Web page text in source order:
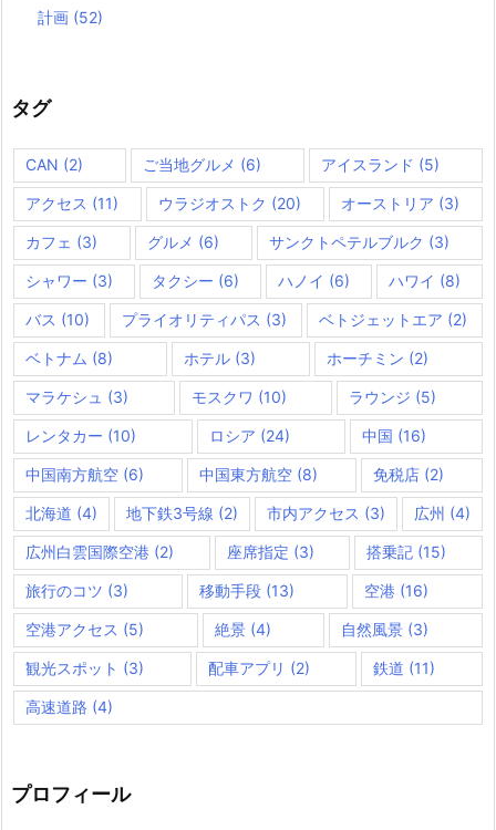
計画 (52)
タグ
CAN (2) ご当地グルメ (6) アイスランド (5)
アクセス (11) ウラジオストク (20) オーストリア (3)
カフェ (3) グルメ (6) サンクトペテルブルク (3)
シャワー (3) タクシー (6) ハノイ (6) ハワイ (8)
バス (10) プライオリティパス (3) ベトジェットエア (2)
ベトナム (8) ホテル (3) ホーチミン (2)
マラケシュ (3) モスクワ (10) ラウンジ (5)
レンタカー (10) ロシア (24) 中国 (16)
中国南方航空 (6) 中国東方航空 (8) 免税店 (2)
北海道 (4) 地下鉄3号線 (2) 市内アクセス (3) 広州 (4)
広州白雲国際空港 (2) 座席指定 (3) 搭乗記 (15)
旅行のコツ (3) 移動手段(13) 空港 (16)
空港アクセス (5) 絶景(4) 自然風景 (3)
観光スポット (3) 配車アプリ (2) 鉄道 (11)
高速道路 (4)
プロフィール